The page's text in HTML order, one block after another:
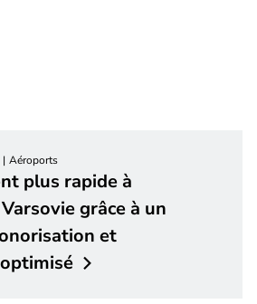
Aéroports
plus rapide à
grâce à un
et
optimisé